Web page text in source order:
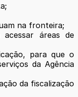
na fronteira;
acessar áreas de
para que o
da Agência
da fiscalização